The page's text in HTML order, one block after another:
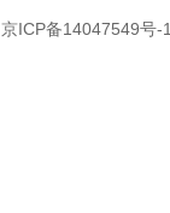
京ICP备14047549号-